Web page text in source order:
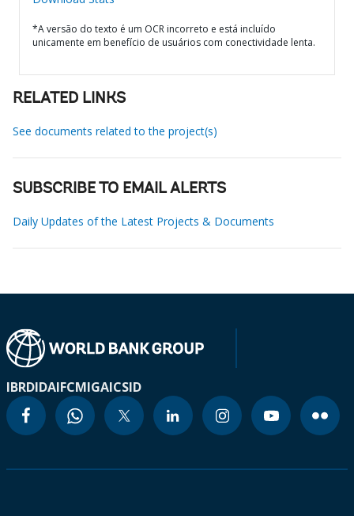
*A versão do texto é um OCR incorreto e está incluído
unicamente em benefício de usuários com conectividade lenta.
RELATED LINKS
See documents related to the project(s)
SUBSCRIBE TO EMAIL ALERTS
Daily Updates of the Latest Projects & Documents
IBRDIDAIFCMIGAICSID